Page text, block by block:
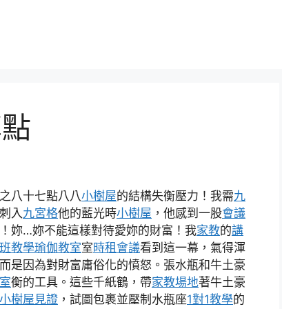
八十七點八八小樹屋的結構失衡壓力！我需九
刺入九宮格他的藍光時小樹屋 ，他感到一股會議
妳…妳不能這樣對待愛妳的財富！我家教的講
教學瑜伽教室室時租會議看到這一幕，氣得渾
是因為對財富庸俗化的憤怒。張水瓶和牛土豪
衡的工具。這些千紙鶴，帶家教場地著牛土豪
小樹屋見證 ，試圖包裹並壓制水瓶座1對1教學的